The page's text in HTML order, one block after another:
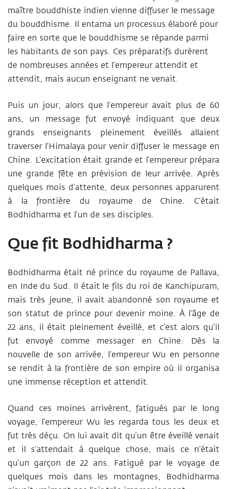
maître bouddhiste indien vienne diffuser le message
du bouddhisme. Il entama un processus élaboré pour
faire en sorte que le bouddhisme se répande parmi
les habitants de son pays. Ces préparatifs durèrent
de nombreuses années et l’empereur attendit et
attendit, mais aucun enseignant ne venait.
Puis un jour, alors que l’empereur avait plus de 60
ans, un message fut envoyé indiquant que deux
grands enseignants pleinement éveillés allaient
traverser l’Himalaya pour venir diffuser le message en
Chine. L’excitation était grande et l’empereur prépara
une grande fête en prévision de leur arrivée. Après
quelques mois d’attente, deux personnes apparurent
à la frontière du royaume de Chine. C’était
Bodhidharma et l’un de ses disciples.
Que fit Bodhidharma ?
Bodhidharma était né prince du royaume de Pallava,
en Inde du Sud. Il était le fils du roi de Kanchipuram,
mais très jeune, il avait abandonné son royaume et
son statut de prince pour devenir moine. À l’âge de
22 ans, il était pleinement éveillé, et c’est alors qu’il
fut envoyé comme messager en Chine. Dès la
nouvelle de son arrivée, l’empereur Wu en personne
se rendit à la frontière de son empire où il organisa
une immense réception et attendit.
Quand ces moines arrivèrent, fatigués par le long
voyage, l’empereur Wu les regarda tous les deux et
fut très déçu. On lui avait dit qu’un être éveillé venait
et il s’attendait à quelque chose, mais ce n’était
qu’un garçon de 22 ans. Fatigué par le voyage de
quelques mois dans les montagnes, Bodhidharma